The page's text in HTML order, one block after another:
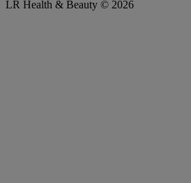
LR Health & Beauty © 2026